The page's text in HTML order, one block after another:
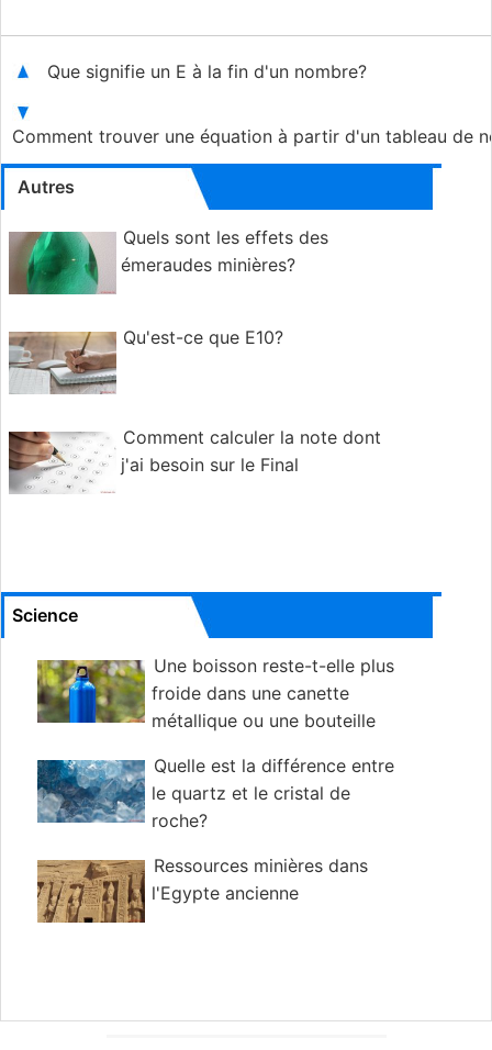
Que signifie un E à la fin d'un nombre?
Comment trouver une équation à partir d'un tableau de
Autres
Quels sont les effets des
émeraudes minières?
Qu'est-ce que E10?
Comment calculer la note dont
j'ai besoin sur le Final
Science
Une boisson reste-t-elle plus
froide dans une canette
métallique ou une bouteille
Quelle est la différence entre
le quartz et le cristal de
roche?
Ressources minières dans
l'Egypte ancienne